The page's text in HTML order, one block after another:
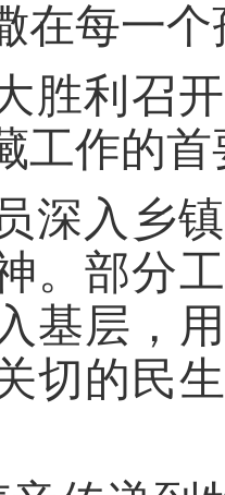
在每一
胜利召
工作的
深入乡
。部分
基层，
切的民